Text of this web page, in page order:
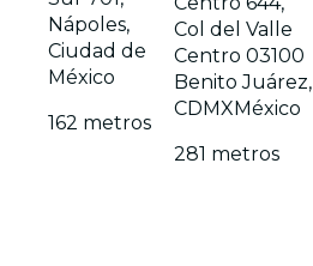
Nápoles,
Ciudad de
México
162 metros
Col del Valle
Centro 03100
Benito Juárez,
CDMXMéxico
281 metros